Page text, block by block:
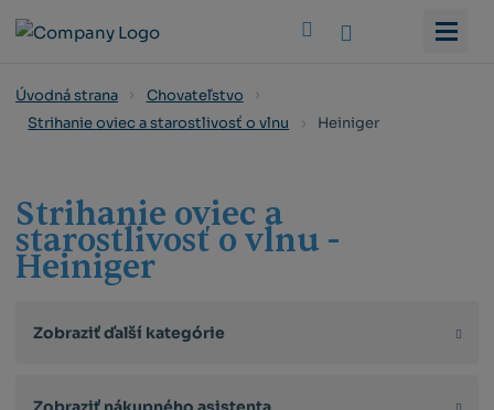
Úvodná strana
Chovateľstvo
Strihanie oviec a starostlivosť o vlnu
Heiniger
Strihanie oviec a
starostlivosť o vlnu -
Heiniger
Zobraziť ďalší kategórie